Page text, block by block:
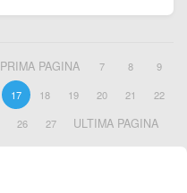
PRIMA PAGINA 7 8
9
17 18 19 20 21
22
26 27 ULTIMA PAGINA